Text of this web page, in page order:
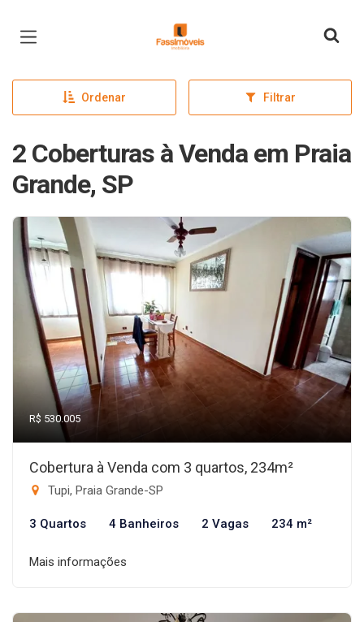
Página inicial
Ordenar Filtrar
2 Coberturas à Venda em Praia
Grande, SP
R$ 530.005
Cobertura à Venda com 3 quartos, 234m²
Tupi, Praia Grande-SP
3 Quartos 4 Banheiros 2 Vagas 234 m²
Mais informações